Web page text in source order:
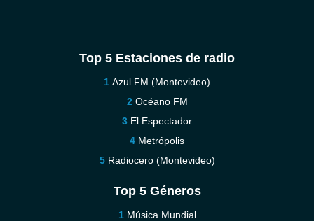
Top 5 Estaciones de radio
Azul FM (Montevideo)
Océano FM
El Espectador
Metrópolis
Radiocero (Montevideo)
Top 5 Géneros
Música Mundial